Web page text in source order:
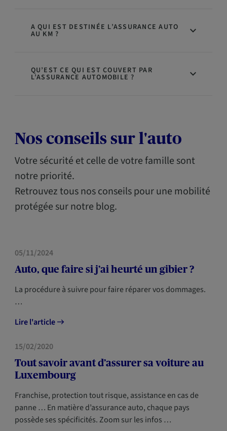
A QUI EST DESTINÉE L’ASSURANCE AUTO
AU KM ?
QU’EST CE QUI EST COUVERT PAR
L’ASSURANCE AUTOMOBILE ?
Nos conseils sur l'auto
Votre sécurité et celle de votre famille sont
notre priorité.
Retrouvez tous nos conseils pour une mobilité
protégée sur notre blog.
05/11/2024
Auto, que faire si j’ai heurté un gibier ?
La procédure à suivre pour faire réparer vos dommages.
…
Lire l'article
MOBILITÉ
15/02/2020
Tout savoir avant d’assurer sa voiture au
Luxembourg
Franchise, protection tout risque, assistance en cas de
panne … En matière d’assurance auto, chaque pays
possède ses spécificités. Zoom sur les infos …